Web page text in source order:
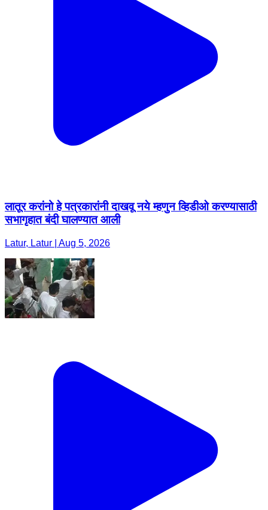
लातूर करांनो हे पत्रकारांनी दाखवू नये म्हणुन व्हिडीओ करण्यासाठी
सभागृहात बंदी घालण्यात आली
Latur, Latur | Aug 5, 2026